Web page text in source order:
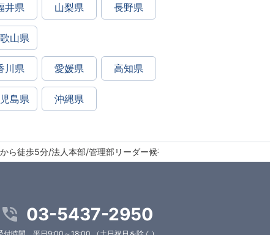
井県 山梨県 長野県
山県
川県 愛媛県 高知県
島県 沖縄県
ら徒歩5分/法人本部/管理部リーダー候補
03-5437-2950
付時間 平日9:00～18:00 （土日祝日を除く）